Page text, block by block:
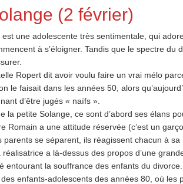
(2 février)
une adolescente très sentimentale, qui
à s’éloigner. Tandis que le spectre du
Ropert dit avoir voulu faire un vrai mélo
le faisait dans les années 50, alors
d’être jugés « naïfs ».
la petite Solange, ce sont d’abord ses élans
Romain a une attitude réservée (c’est un
parents se séparent, ils réagissent chacun à
a là-dessus des propos d’une
entourant la souffrance des enfants du
enfants-adolescents des années 80, où les